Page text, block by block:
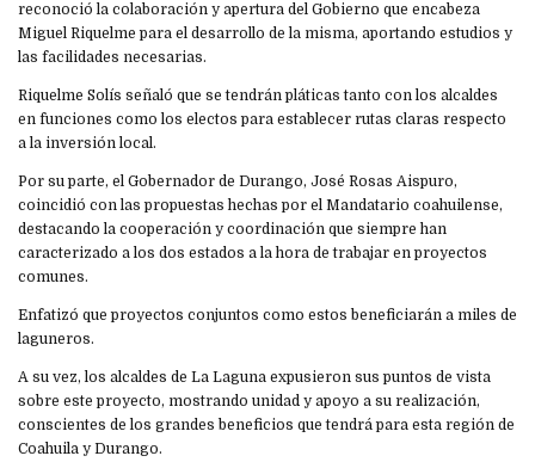
reconoció la colaboración y apertura del Gobierno que encabeza
Miguel Riquelme para el desarrollo de la misma, aportando estudios y
las facilidades necesarias.
Riquelme Solís señaló que se tendrán pláticas tanto con los alcaldes
en funciones como los electos para establecer rutas claras respecto
a la inversión local.
Por su parte, el Gobernador de Durango, José Rosas Aispuro,
coincidió con las propuestas hechas por el Mandatario coahuilense,
destacando la cooperación y coordinación que siempre han
caracterizado a los dos estados a la hora de trabajar en proyectos
comunes.
Enfatizó que proyectos conjuntos como estos beneficiarán a miles de
laguneros.
A su vez, los alcaldes de La Laguna expusieron sus puntos de vista
sobre este proyecto, mostrando unidad y apoyo a su realización,
conscientes de los grandes beneficios que tendrá para esta región de
Coahuila y Durango.